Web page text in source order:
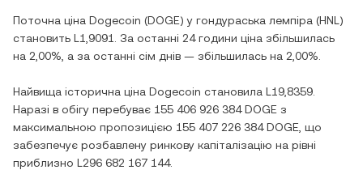
Поточна ціна Dogecoin (DOGE) у гондураська лемпіра (HNL )
становить L1,9091 . За останні 24 години ціна збільшилась
на 2,00% , а за останні сім днів — збільшилась на 2,00%
Найвища історична ціна Dogecoin становила L19,8359
Наразі в обігу перебуває 155 406 926 384 DOGE з
максимальною пропозицією 155 407 226 384 DOGE , що
забезпечує розбавлену ринкову капіталізацію на рівні
приблизно L296 682 167 144.